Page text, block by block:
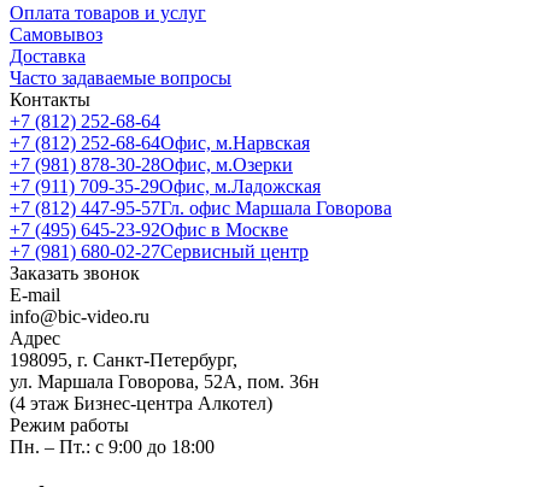
Оплата товаров и услуг
Самовывоз
Доставка
Часто задаваемые вопросы
Контакты
+7 (812) 252-68-64
+7 (812) 252-68-64Офис, м.Нарвская
+7 (981) 878-30-28Офис, м.Озерки
+7 (911) 709-35-29Офис, м.Ладожская
+7 (812) 447-95-57Гл. офис Маршала Говорова
+7 (495) 645-23-92Офис в Москве
+7 (981) 680-02-27Сервисный центр
Заказать звонок
E-mail
info@bic-video.ru
Адрес
198095, г. Санкт-Петербург,
ул. Маршала Говорова, 52А, пом. 36н
(4 этаж Бизнес-центра Алкотел)
Режим работы
Пн. – Пт.: с 9:00 до 18:00